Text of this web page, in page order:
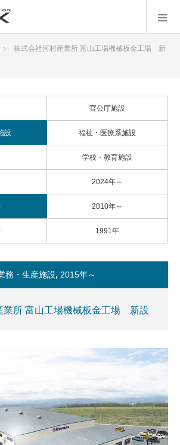
株式会社河村産業所 富山工場機械板金工場 新
官公庁施設
設 福祉・医療系施設
学校・教育施設
2024年～
2010年～
1991年
務・生産施設, 2015年～
業所 富山工場機械板金工場 新設